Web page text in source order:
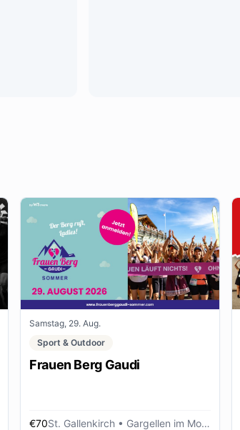
Samstag, 29. Aug.
Sport & Outdoor
Frauen Berg Gaudi
€70St. Gallenkirch • Gargellen im Montafon